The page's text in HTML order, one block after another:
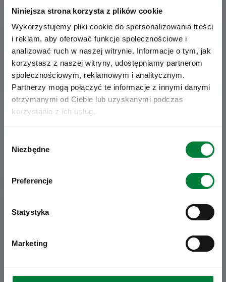
Niniejsza strona korzysta z plików cookie
Wykorzystujemy pliki cookie do spersonalizowania treści
i reklam, aby oferować funkcje społecznościowe i
analizować ruch w naszej witrynie. Informacje o tym, jak
korzystasz z naszej witryny, udostępniamy partnerom
społecznościowym, reklamowym i analitycznym.
Partnerzy mogą połączyć te informacje z innymi danymi
otrzymanymi od Ciebie lub uzyskanymi podczas
korzystania z ich usług.
zgody
Niezbędne
Preferencje
Statystyka
Marketing
KARIERA
Zastępca / Zastępczyni
Kierownika Recepcji
Warszawa